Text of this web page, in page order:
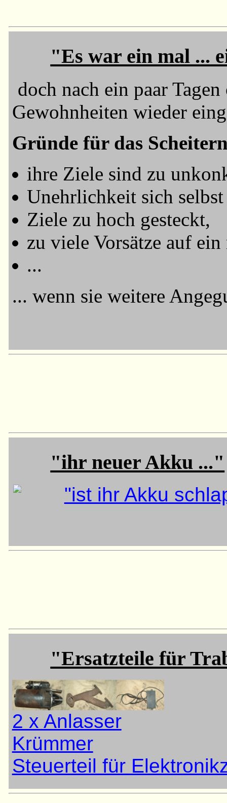
"Es war ein mal ...
doch nach ein paar
Gewohnheiten wieder
Gründe für das
ihre Ziele sind zu
Unehrlichkeit sich selbst
Ziele zu hoch gesteckt,
zu viele Vorsätze auf ein
...
... wenn sie weitere
"ihr neuer Akku ..."
"ist ihr Akku
"Ersatzteile für
2 x Anlasser
Krümmer
Steuerteil für